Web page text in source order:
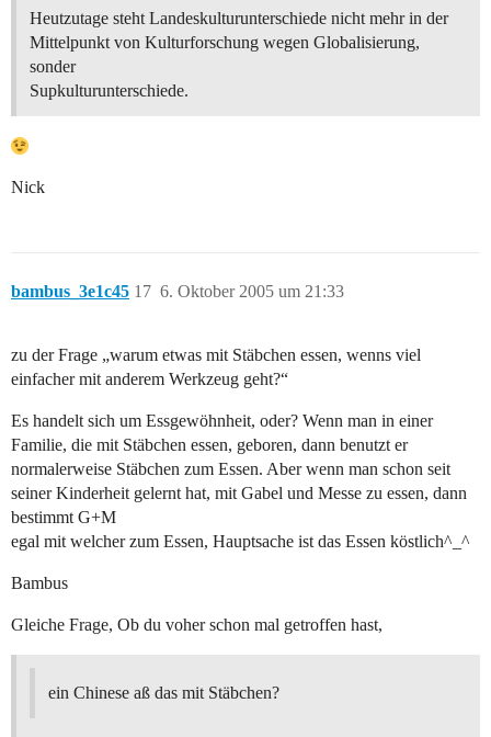
Heutzutage steht Landeskulturunterschiede nicht mehr in der
Mittelpunkt von Kulturforschung wegen Globalisierung,
sonder
Supkulturunterschiede.
Nick
bambus_3e1c45 6. Oktober 2005 um 21:33
17
zu der Frage „warum etwas mit Stäbchen essen, wenns viel
einfacher mit anderem Werkzeug geht?“
Es handelt sich um Essgewöhnheit, oder? Wenn man in einer
Familie, die mit Stäbchen essen, geboren, dann benutzt er
normalerweise Stäbchen zum Essen. Aber wenn man schon seit
seiner Kinderheit gelernt hat, mit Gabel und Messe zu essen, dann
bestimmt G+M
egal mit welcher zum Essen, Hauptsache ist das Essen köstlich^_^
Bambus
Gleiche Frage, Ob du voher schon mal getroffen hast,
ein Chinese aß das mit Stäbchen?